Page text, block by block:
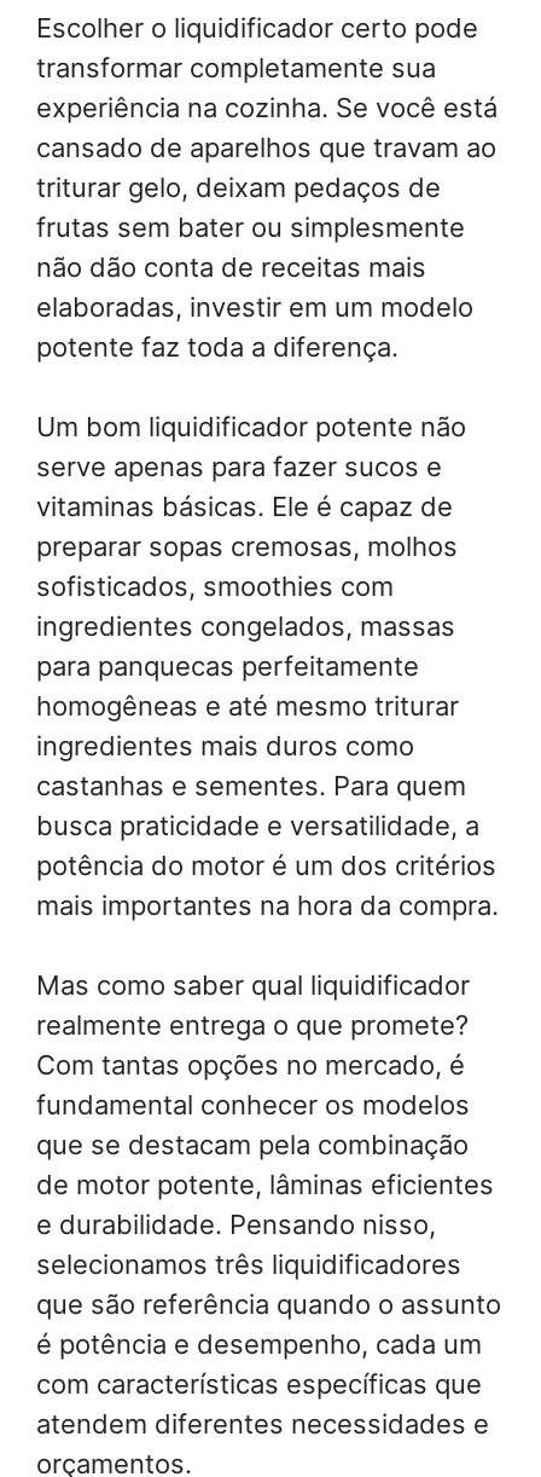
Escolher o liquidificador certo pode
transformar completamente sua
experiência na cozinha. Se você está
cansado de aparelhos que travam ao
triturar gelo, deixam pedaços de
frutas sem bater ou simplesmente
não dão conta de receitas mais
elaboradas, investir em um modelo
potente faz toda a diferença.
Um bom liquidificador potente não
serve apenas para fazer sucos e
vitaminas básicas. Ele é capaz de
preparar sopas cremosas, molhos
sofisticados, smoothies com
ingredientes congelados, massas
para panquecas perfeitamente
homogêneas e até mesmo triturar
ingredientes mais duros como
castanhas e sementes. Para quem
busca praticidade e versatilidade, a
potência do motor é um dos critérios
mais importantes na hora da compra.
Mas como saber qual liquidificador
realmente entrega o que promete?
Com tantas opções no mercado, é
fundamental conhecer os modelos
que se destacam pela combinação
de motor potente, lâminas eficientes
e durabilidade. Pensando nisso,
selecionamos três liquidificadores
que são referência quando o assunto
é potência e desempenho, cada um
com características específicas que
atendem diferentes necessidades e
orçamentos.